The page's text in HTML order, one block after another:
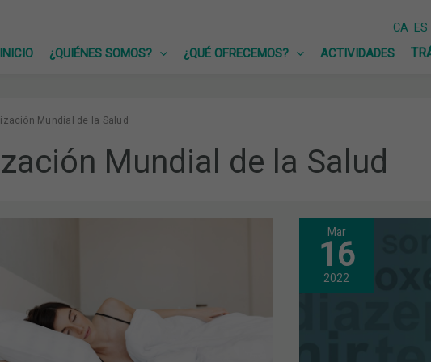
CA ES
INICIO
¿QUIÉNES SOMOS? ¿QUÉ OFRECEMOS? ACTIVIDADES
Mundial de la Salud
Mundial de la Salud
Mar
16
2022
LLEGA
UNA
NUEVA
ACTUALIZACIÓN
DEL